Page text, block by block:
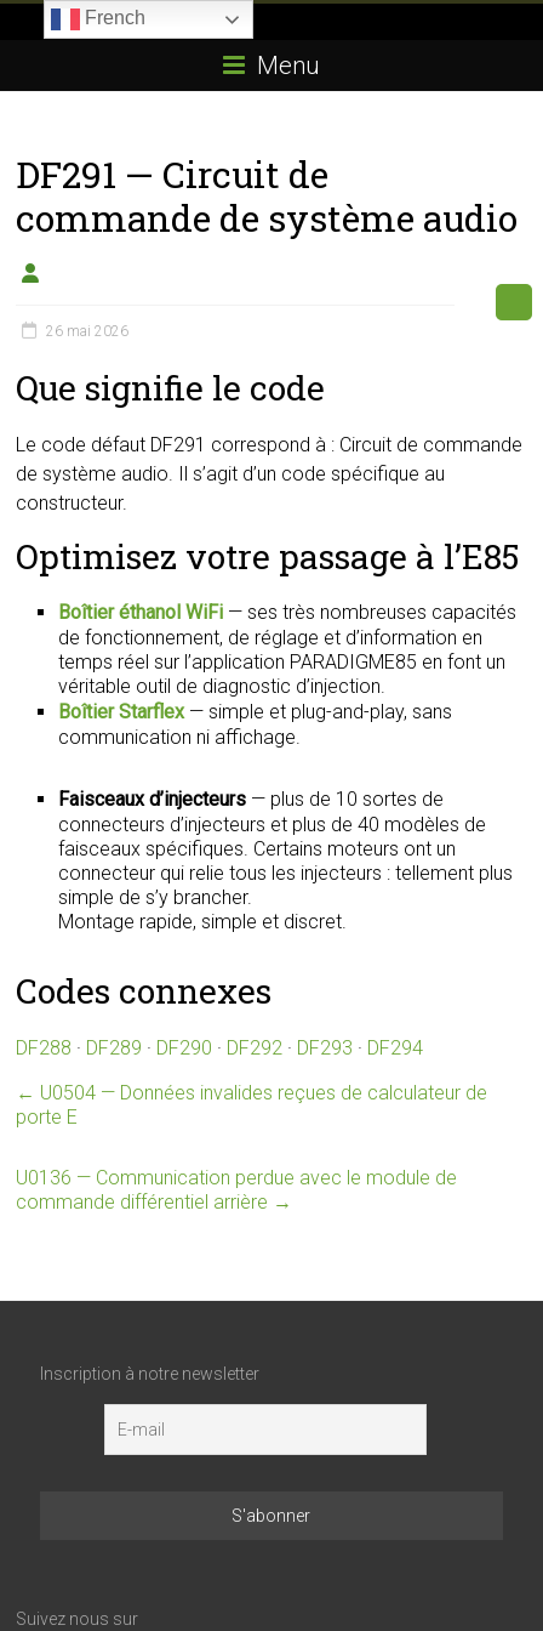
E85.com
passion
boîtier
éthanol
Menu
DF291 — Circuit de
commande de système audio
26 mai 2026
Que signifie le code
Le code défaut DF291 correspond à : Circuit de commande
de système audio. Il s’agit d’un code spécifique au
constructeur.
Optimisez votre passage à l’E85
Boîtier éthanol WiFi — ses très nombreuses capacités
de fonctionnement, de réglage et d’information en
temps réel sur l’application PARADIGME85 en font un
véritable outil de diagnostic d’injection.
Boîtier Starflex— simple et plug-and-play, sans
communication ni affichage.
Faisceaux d’injecteurs — plus de 10 sortes de
connecteurs d’injecteurs et plus de 40 modèles de
faisceaux spécifiques. Certains moteurs ont un
connecteur qui relie tous les injecteurs : tellement plus
simple de s’y brancher.
Montage rapide, simple et discret.
Codes connexes
DF288 · DF289 · DF290 · DF292 · DF293 · DF294
← U0504 — Données invalides reçues de calculateur de
porte E
U0136 — Communication perdue avec le module de
commande différentiel arrière →
Inscription à notre newsletter
Suivez nous sur
French